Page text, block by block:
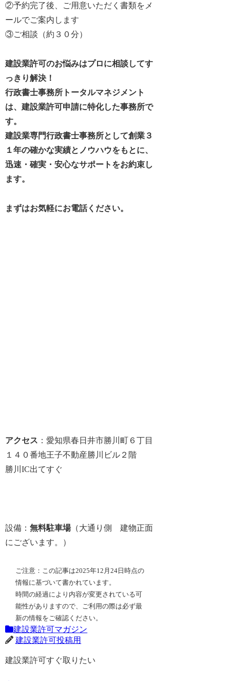
②予約完了後、ご用意いただく書類をメ
ールでご案内します
③ご相談（約３０分）
建設業許可のお悩みはプロに相談してす
っきり解決！
行政書士事務所トータルマネジメント
は、建設業許可申請に特化した事務所で
す。
建設業専門行政書士事務所として創業３
１年の確かな実績とノウハウをもとに、
迅速・確実・安心なサポートをお約束し
ます。
まずはお気軽にお電話ください。
アクセス ：愛知県春日井市勝川町６丁目
１４０番地王子不動産勝川ビル２階
勝川IC出てすぐ
設備：無料駐車場（大通り側 建物正面
にございます。）
ご注意：この記事は2025年12月24日時点の
情報に基づいて書かれています。
時間の経過により内容が変更されている可
能性がありますので、ご利用の際は必ず最
新の情報をご確認ください。
建設業許可マガジン
建設業許可投稿用
建設業許可すぐ取りたい